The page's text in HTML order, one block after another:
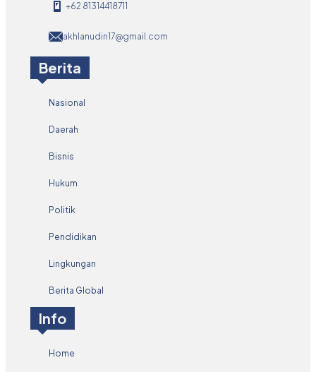
+62 81314418711
akhlanudin17@gmail.com
Berita
Nasional
Daerah
Bisnis
Hukum
Politik
Pendidikan
Lingkungan
Berita Global
Info
Home